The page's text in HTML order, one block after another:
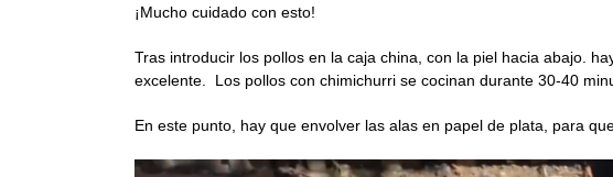
¡Mucho cuidado con esto!
Tras introducir los pollos en la caja china, con la piel hacia abajo.
excelente. Los pollos con chimichurri se cocinan durante 30-40
En este punto, hay que envolver las alas en papel de plata, para